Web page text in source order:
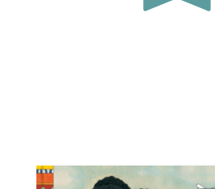
Genre:Bilderbuch